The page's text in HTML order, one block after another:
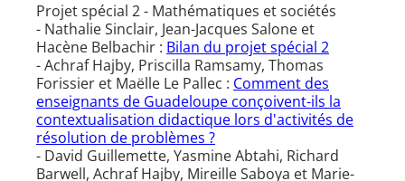
Projet spécial 2 - Mathématiques et sociétés
- Nathalie Sinclair, Jean-Jacques Salone et
Hacène Belbachir : Bilan du projet spécial 2
- Achraf Hajby, Priscilla Ramsamy, Thomas
Forissier et Maëlle Le Pallec : Comment des
enseignants de Guadeloupe conçoivent-ils la
contextualisation didactique lors d'activités de
résolution de problèmes ?
- David Guillemette, Yasmine Abtahi, Richard
Barwell, Achraf Hajby, Mireille Saboya et Marie-